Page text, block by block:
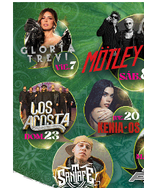
2.0